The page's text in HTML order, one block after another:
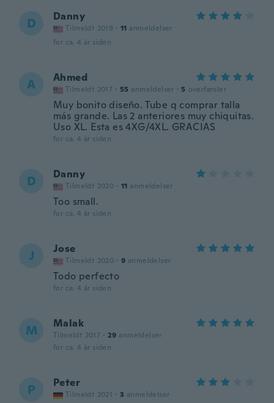
D Danny
Tilmeldt 2019 · 11 anmeldelser
for ca. 4 år siden
A Ahmed
Tilmeldt 2017 · 55 anmeldelser · 5 overførsler
Muy bonito diseño. Tube q comprar talla
más grande. Las 2 anteriores muy chiquitas.
Uso XL. Esta es 4XG/4XL. GRACIAS
for ca. 4 år siden
D Danny
Tilmeldt 2020 · 11 anmeldelser
Too small.
for ca. 4 år siden
J Jose
Tilmeldt 2020 · 9 anmeldelser
Todo perfecto
for ca. 4 år siden
M Malak
Tilmeldt 2017 · 29 anmeldelser
for ca. 4 år siden
P Peter
Tilmeldt 2021 · 3 anmeldelser